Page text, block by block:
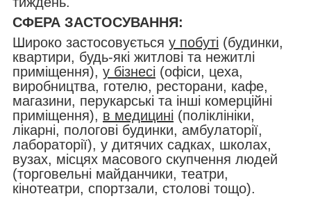
СФЕРА ЗАСТОСУВАННЯ:
Широко застосовується у побуті (будинки,
квартири, будь-які житлові та нежитлі
приміщення), у бізнесі (офіси, цеха,
виробництва, готелю, ресторани, кафе,
магазини, перукарські та інші комерційні
приміщення), в медицині (поліклініки,
лікарні, пологові будинки, амбулаторії,
лабораторії), у дитячих садках, школах,
вузах, місцях масового скупчення людей
(торговельні майданчики, театри,
кінотеатри, спортзали, столові тощо).